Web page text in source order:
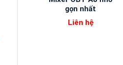
gọn nhất
Liên hệ